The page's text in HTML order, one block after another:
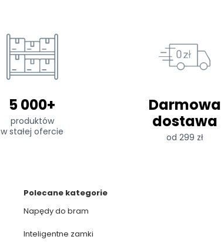
5 000+
produktów
w stałej ofercie
Darmowa
dostawa
od 299 zł
Polecane kategorie
Napędy do bram
Inteligentne zamki